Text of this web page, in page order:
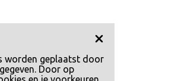
worden geplaatst door
Door op